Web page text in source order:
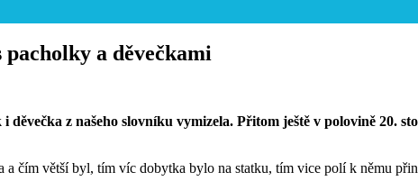
a děvečkami
z našeho slovníku vymizela. Přitom ještě v polovině 20.
čím větší byl, tím víc dobytka bylo na statku, tím vice polí k němu